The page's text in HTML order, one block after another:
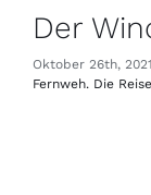
Der
Oktober 26th, 2021
Fernweh. Die